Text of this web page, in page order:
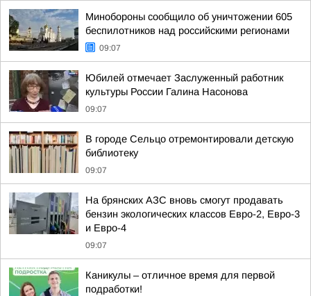
Минобороны сообщило об уничтожении 605
беспилотников над российскими регионами
09:07
Юбилей отмечает Заслуженный работник
культуры России Галина Насонова
09:07
В городе Сельцо отремонтировали детскую
библиотеку
09:07
На брянских АЗС вновь смогут продавать
бензин экологических классов Евро-2, Евро-3
и Евро-4
09:07
Каникулы – отличное время для первой
подработки!